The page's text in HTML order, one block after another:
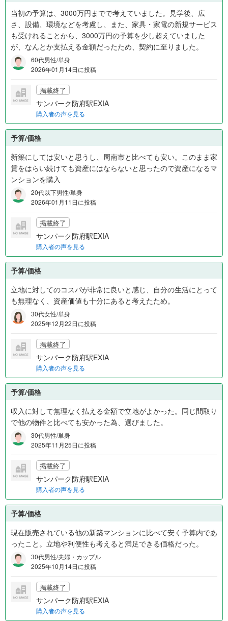
当初の予算は、3000万円までで考えていました。見学後、広
さ、設備、環境などを考慮し、また、家具・家電の新規サービス
も受けれることから、3000万円の予算を少し超えていました
が、なんとか支払える金額だったため、契約に至りました。
60代男性/単身
2026年01月14日に投稿
掲載終了
サンパーク防府駅EXIA
購入者の声を見る
予算/価格
新築にしては安いと思うし、周南市と比べても安い。このまま家
賃をはらい続けても資産にはならないと思ったので資産になるマ
ンションを購入
20代以下男性/単身
2026年01月11日に投稿
掲載終了
サンパーク防府駅EXIA
購入者の声を見る
予算/価格
立地に対してのコスパが非常に良いと感じ、自分の生活にとって
も無理なく、資産価値も十分にあると考えたため。
30代女性/単身
2025年12月22日に投稿
掲載終了
サンパーク防府駅EXIA
購入者の声を見る
予算/価格
収入に対して無理なく払える金額で立地がよかった。同じ間取り
で他の物件と比べても安かった為、選びました。
30代男性/単身
2025年11月25日に投稿
掲載終了
サンパーク防府駅EXIA
購入者の声を見る
予算/価格
現在販売されている他の新築マンションに比べて安く予算内であ
ったこと。立地や利便性も考えると満足できる価格だった。
30代男性/夫婦・カップル
2025年10月14日に投稿
掲載終了
サンパーク防府駅EXIA
購入者の声を見る